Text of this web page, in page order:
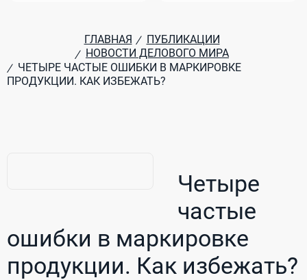
ГЛАВНАЯ / ПУБЛИКАЦИИ
/ НОВОСТИ ДЕЛОВОГО МИРА
/ ЧЕТЫРЕ ЧАСТЫЕ ОШИБКИ В МАРКИРОВКЕ
ПРОДУКЦИИ. КАК ИЗБЕЖАТЬ?
Четыре
частые
ошибки в маркировке
продукции. Как избежать?